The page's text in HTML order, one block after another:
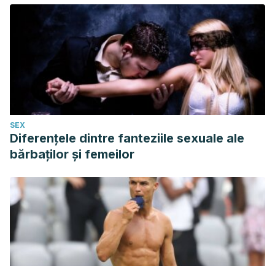
SEX
Diferențele dintre fanteziile sexuale ale
bărbaților și femeilor